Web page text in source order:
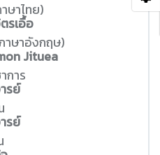
ษาไทย)
รเอื้อ
ษาอังกฤษ)
Jituea
การ
รย์
รย์